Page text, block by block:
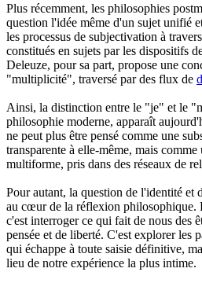
Plus récemment, les philosophies
question l'idée même d'un sujet unifié
les processus de subjectivation à
constitués en sujets par les dispositifs
Deleuze, pour sa part, propose une
"multiplicité", traversé par des flux de
Ainsi, la distinction entre le "je" et le
philosophie moderne, apparaît
ne peut plus être pensé comme une
transparente à elle-même, mais
multiforme, pris dans des réseaux de
Pour autant, la question de l'identité et
au cœur de la réflexion philosophique.
c'est interroger ce qui fait de nous des
pensée et de liberté. C'est explorer les
qui échappe à toute saisie définitive,
lieu de notre expérience la plus intime.